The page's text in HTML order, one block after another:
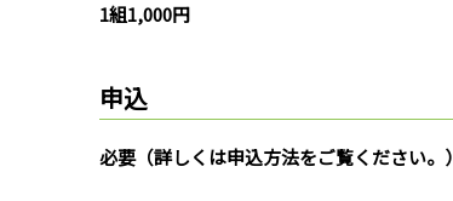
1組1,000円
申込
必要（詳しくは申込方法をご覧ください。）